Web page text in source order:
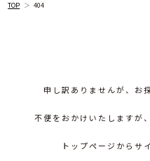
TOP 404
申し訳ありませんが、お
不便をおかけいたしますが
トップページからサ